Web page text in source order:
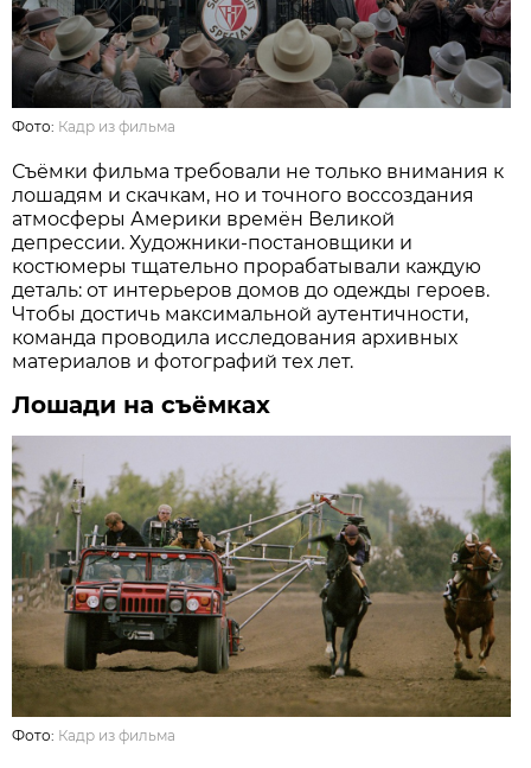
Фото: Кадр из фильма
Съёмки фильма требовали не только внимания к
лошадям и скачкам, но и точного воссоздания
атмосферы Америки времён Великой
депрессии. Художники-постановщики и
костюмеры тщательно прорабатывали каждую
деталь: от интерьеров домов до одежды героев.
Чтобы достичь максимальной аутентичности,
команда проводила исследования архивных
материалов и фотографий тех лет.
Лошади на съёмках
Фото: Кадр из фильма